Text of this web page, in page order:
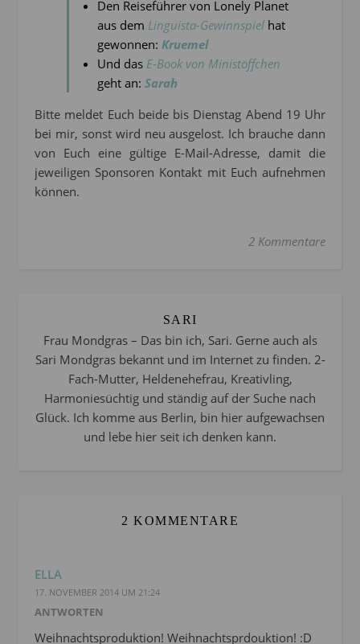
Den Reiseführer von Lonely Planet
aus dem Linguista-Gewinnspiel hat
gewonnen: Kruemel
Und das E-Book von Ministöffchen
geht an: Sarah
Bitte meldet Euch beide bis Dienstag Abend 19 Uhr
bei mir, sonst wird neu ausgelost. Ich brauche dann
von Euch eine gültige E-Mail-Adresse, damit die
jeweiligen Sponsoren Kontakt mit Euch aufnehmen
können.
2 Kommentare
SARI
Frau Mondgras – Das bin ich, Sari. Gerne auch als
Sari Mondgras bekannt und im Internet zu finden. 2-
Fach-Mutter, Heldenehefrau, Kreativling,
Harmoniesüchtig und ständig auf der Suche nach
Glück. Ich komme aus Berlin, bin hier aufgewachsen
und lebe hier seit ich denken kann.
2 KOMMENTARE
ELLA
17. NOVEMBER 2014 UM 21:24
ANTWORTEN
Weihnachtsproduktion! Weihnachtsprdouktion! :D